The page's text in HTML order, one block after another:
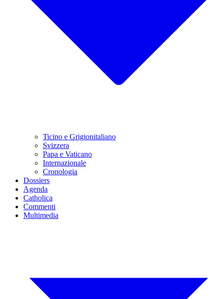
Ticino e Grigionitaliano
Svizzera
Papa e Vaticano
Internazionale
Cronologia
Dossiers
Agenda
Catholica
Commenti
Multimedia